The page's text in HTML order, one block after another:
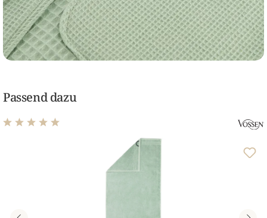
Passend dazu
Durchschnittliche Bewertung von 4.96 von 5 Sternen